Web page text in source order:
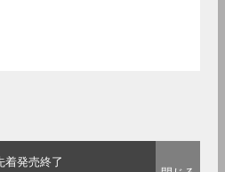
着発売終了